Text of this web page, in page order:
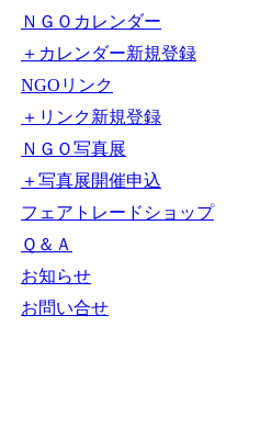
ＮＧＯカレンダー
＋カレンダー新規登録
NGOリンク
＋リンク新規登録
ＮＧＯ写真展
＋写真展開催申込
フェアトレードショップ
Ｑ＆Ａ
お知らせ
お問い合せ